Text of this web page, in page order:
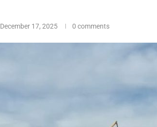
December 17, 2025 0 comments